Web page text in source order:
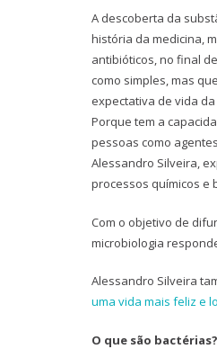
A descoberta da
história da medicina,
antibióticos, no final
como simples, mas
expectativa de vida
Porque tem a
pessoas como
Alessandro Silveira,
processos químicos e
Com o objetivo de
microbiologia
Alessandro Silveira
uma vida mais feliz e
O que são bactérias?